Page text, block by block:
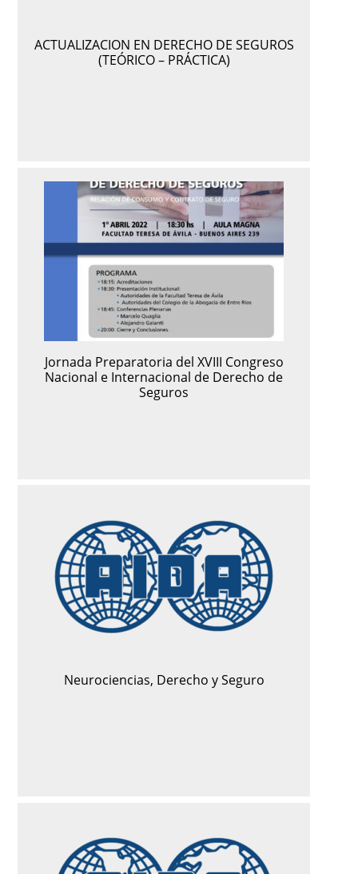
ACTUALIZACION EN DERECHO DE SEGUROS
(TEÓRICO – PRÁCTICA)
Jornada Preparatoria del XVIII Congreso
Nacional e Internacional de Derecho de
Seguros
Neurociencias, Derecho y Seguro